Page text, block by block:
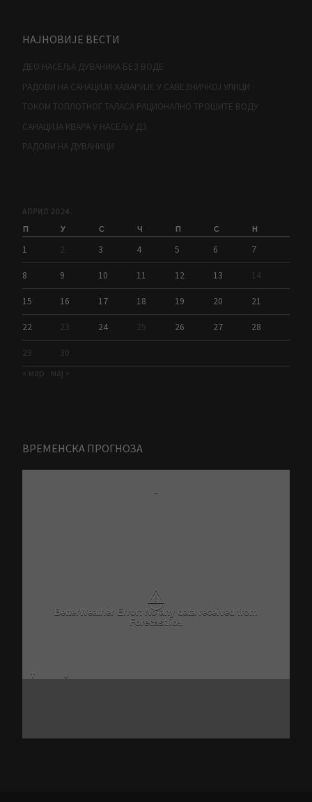
НАЈНОВИЈЕ ВЕСТИ
ДЕО НАСЕЉА ДУВАНИКА БЕЗ ВОДЕ
РАДОВИ НА САНАЦИЈИ ХАВАРИЈЕ У САВЕЗНИЧКОЈ УЛИЦИ
ТОКОМ ТОПЛОТНОГ ТАЛАСА РАЦИОНАЛНО ТРОШИТЕ ВОДУ
САНАЦИЈА КВАРА У НАСЕЉУ Д3
РАДОВИ НА ДУВАНИЦИ
АПРИЛ 2024.
П У С Ч П С Н
1 2 3 4 5 6 7
8 9 10 11 12 13 14
15 16 17 18 19 20 21
22 23 24 25 26 27 28
29
30
« мар
мај »
ВРЕМЕНСКА ПРОГНОЗА
-
⚠
BetterWeather Error: No any data received from
Forecast.io!.